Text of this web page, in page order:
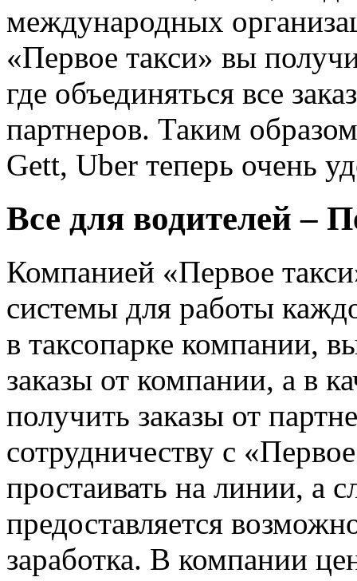
международных
«Первое такси» вы
где объединяться все
партнеров. Таким
Gett, Uber теперь очень
Все для водителей –
Компанией «Первое
системы для работы
в таксопарке компании,
заказы от компании, а в
получить заказы от
сотрудничеству с
простаивать на линии, а
предоставляется
заработка. В компании